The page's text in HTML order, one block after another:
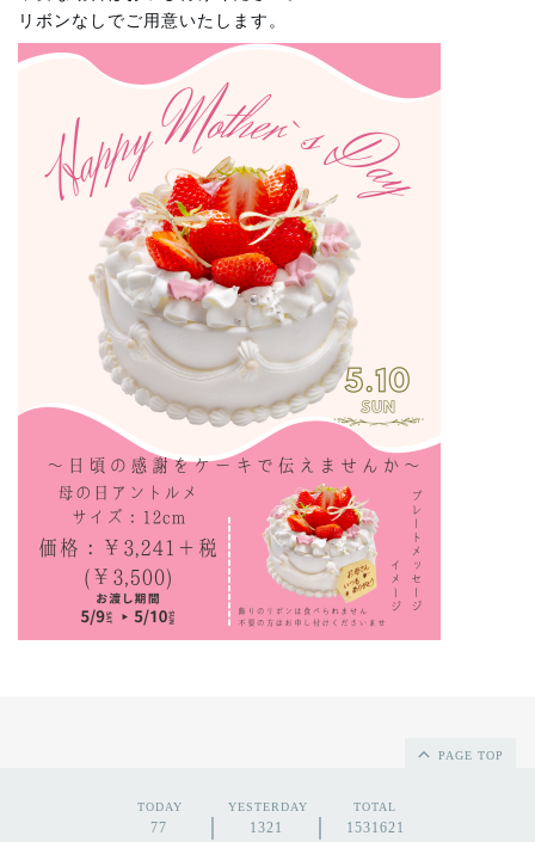
リボンなしでご用意いたします。
PAGE TOP
TODAY
77
YESTERDAY
1321
TOTAL
1531621